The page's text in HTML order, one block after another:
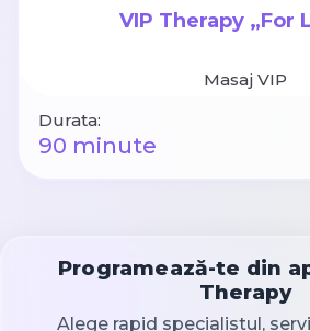
VIP Therapy „For
Masaj VIP
Durata:
90 minute
Programează-te din
Therapy
Alege rapid specialistul,